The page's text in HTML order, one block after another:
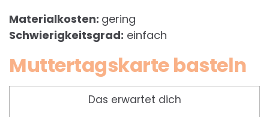
Materialkosten: gering
Schwierigkeitsgrad: einfach
Muttertagskarte basteln
Das erwartet dich